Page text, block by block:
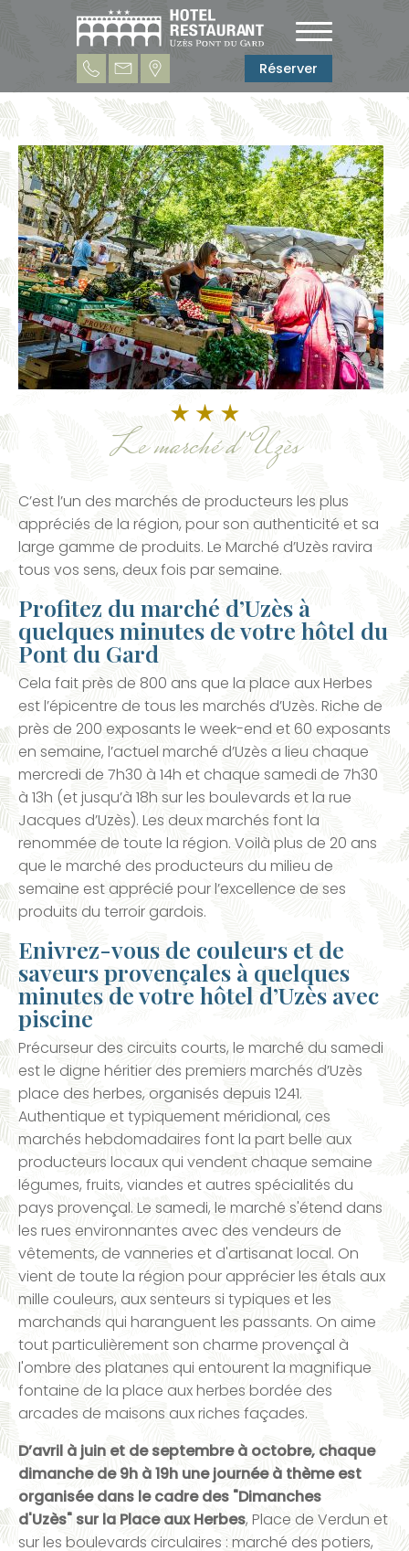
Réserver
Le marché d’Uzès
C’est l’un des marchés de producteurs les plus
appréciés de la région, pour son authenticité et sa
large gamme de produits. Le Marché d’Uzès ravira
tous vos sens, deux fois par semaine.
Profitez du marché d’Uzès à
quelques minutes de votre hôtel du
Pont du Gard
Cela fait près de 800 ans que la place aux Herbes
est l’épicentre de tous les marchés d’Uzès. Riche de
près de 200 exposants le week-end et 60 exposants
en semaine, l’actuel marché d’Uzès a lieu chaque
mercredi de 7h30 à 14h et chaque samedi de 7h30
à 13h (et jusqu’à 18h sur les boulevards et la rue
Jacques d’Uzès). Les deux marchés font la
renommée de toute la région. Voilà plus de 20 ans
que le marché des producteurs du milieu de
semaine est apprécié pour l’excellence de ses
produits du terroir gardois.
Enivrez-vous de couleurs et de
saveurs provençales à quelques
minutes de votre hôtel d’Uzès avec
piscine
Précurseur des circuits courts, le marché du samedi
est le digne héritier des premiers marchés d’Uzès
place des herbes, organisés depuis 1241.
Authentique et typiquement méridional, ces
marchés hebdomadaires font la part belle aux
producteurs locaux qui vendent chaque semaine
légumes, fruits, viandes et autres spécialités du
pays provençal. Le samedi, le marché s'étend dans
les rues environnantes avec des vendeurs de
vêtements, de vanneries et d'artisanat local. On
vient de toute la région pour apprécier les étals aux
mille couleurs, aux senteurs si typiques et les
marchands qui haranguent les passants. On aime
tout particulièrement son charme provençal à
l'ombre des platanes qui entourent la magnifique
fontaine de la place aux herbes bordée des
arcades de maisons aux riches façades.
D’avril à juin et de septembre à octobre, chaque
dimanche de 9h à 19h une journée à thème est
organisée dans le cadre des "Dimanches
d'Uzès" sur la Place aux Herbes, Place de Verdun et
sur les boulevards circulaires : marché des potiers,